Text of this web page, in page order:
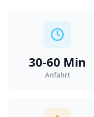
30-60 Min
Anfahrt